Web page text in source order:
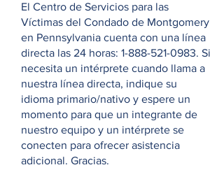
El Centro de Servicios para las
Víctimas del Condado de Montgomery
en Pennsylvania cuenta con una línea
directa las 24 horas: 1-888-521-0983. Si
necesita un intérprete cuando llama a
nuestra línea directa, indique su
idioma primario/nativo y espere un
momento para que un integrante de
nuestro equipo y un intérprete se
conecten para ofrecer asistencia
adicional. Gracias.